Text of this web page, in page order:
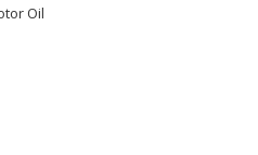
Oil